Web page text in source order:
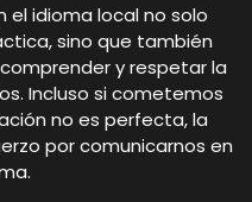
el idioma local no solo
sino que también
y respetar la
Incluso si cometemos
no es perfecta, la
por comunicarnos en